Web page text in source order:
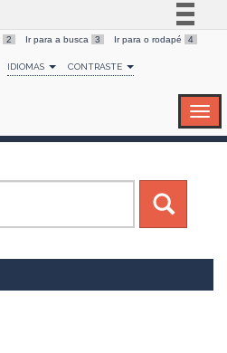
Simplifique!
Comunica BR
Canais
2 Ir para a busca 3 Ir para o rodapé 4
IDIOMAS CONTRASTE